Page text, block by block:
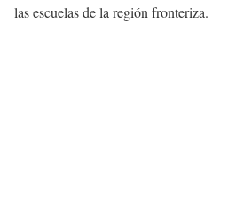
las escuelas de la región fronteriza.